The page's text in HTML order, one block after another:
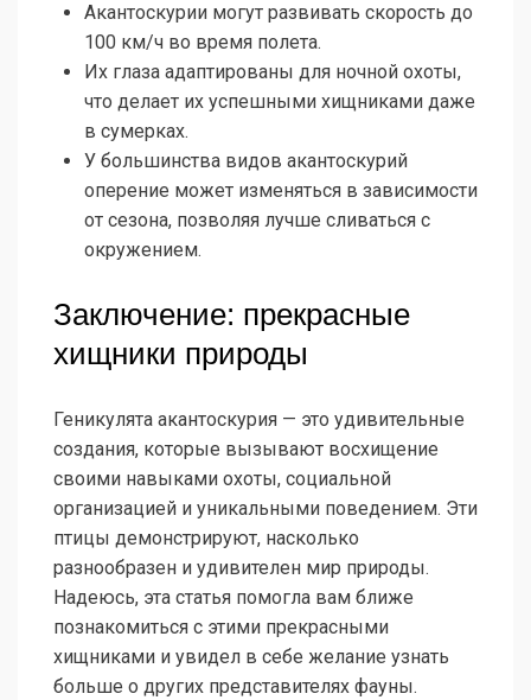
Акантоскурии могут развивать скорость до
100 км/ч во время полета.
Их глаза адаптированы для ночной охоты,
что делает их успешными хищниками даже
в сумерках.
У большинства видов акантоскурий
оперение может изменяться в зависимости
от сезона, позволяя лучше сливаться с
окружением.
Заключение: прекрасные
хищники природы
Геникулята акантоскурия — это удивительные
создания, которые вызывают восхищение
своими навыками охоты, социальной
организацией и уникальными поведением. Эти
птицы демонстрируют, насколько
разнообразен и удивителен мир природы.
Надеюсь, эта статья помогла вам ближе
познакомиться с этими прекрасными
хищниками и увидел в себе желание узнать
больше о других представителях фауны.